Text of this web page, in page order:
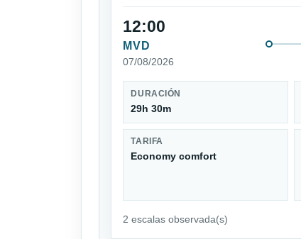
12:00
MVD
07/08/2026
DURACIÓN
29h 30m
TARIFA
Economy comfort
2 escalas observada(s)